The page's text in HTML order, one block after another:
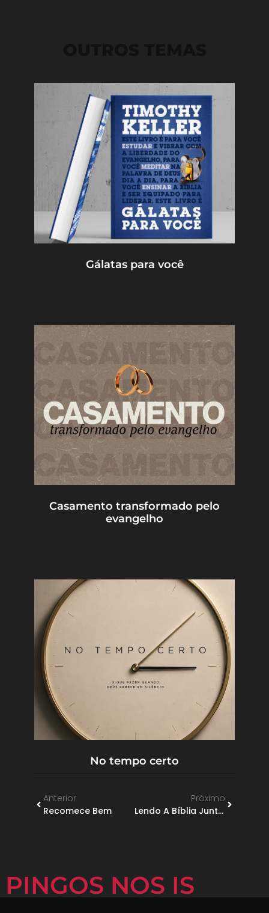
Gálatas para você
Casamento transformado pelo
evangelho
No tempo certo
Anterior
Recomece Bem
Próximo
Lendo A Bíblia Juntos – Colossenses
PINGOS NOS IS